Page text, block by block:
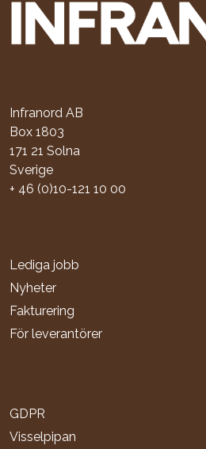
Infranord AB
Box 1803
171 21 Solna
Sverige
+ 46 (0)10-121 10 00
Lediga jobb
Nyheter
Fakturering
För leverantörer
GDPR
Visselpipan